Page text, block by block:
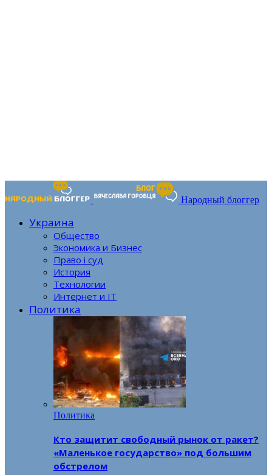
Народный блоггер
Украина
Общество
Экономика и Бизнес
Право і суд
История
Технологии
Интернет и IT
Политика
Политика
Кто защитит свободный рынок от ракет?
«Маленькое государство» под большим
обстрелом